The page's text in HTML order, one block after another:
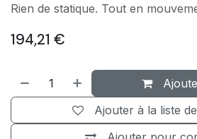
Rien de statique. Tout en
194,21 €
Ajouter à la liste